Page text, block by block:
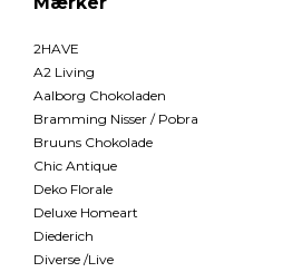
2HAVE
A2 Living
Aalborg Chokoladen
Bramming Nisser / Pobra
Bruuns Chokolade
Chic Antique
Deko Florale
Deluxe Homeart
Diederich
Diverse /Live